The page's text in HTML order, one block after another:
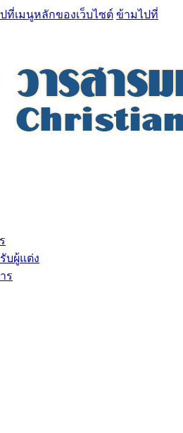
ที่เมนูหลักของเว็บไซต์ ข้ามไปที่
บผู้แต่ง
ร